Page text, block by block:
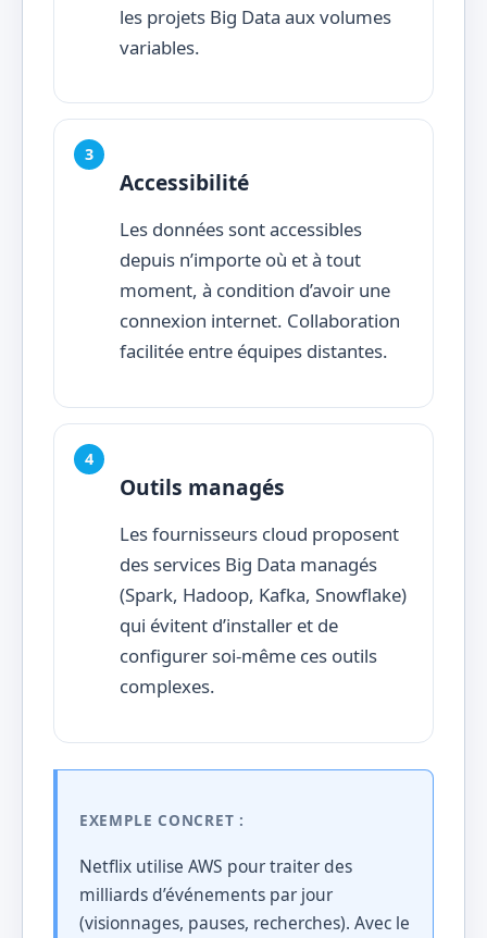
les projets Big Data aux volumes
variables.
Accessibilité
Les données sont accessibles
depuis n’importe où et à tout
moment, à condition d’avoir une
connexion internet. Collaboration
facilitée entre équipes distantes.
Outils managés
Les fournisseurs cloud proposent
des services Big Data managés
(Spark, Hadoop, Kafka, Snowflake)
qui évitent d’installer et de
configurer soi-même ces outils
complexes.
EXEMPLE CONCRET :
Netflix utilise AWS pour traiter des
milliards d’événements par jour
(visionnages, pauses, recherches). Avec le